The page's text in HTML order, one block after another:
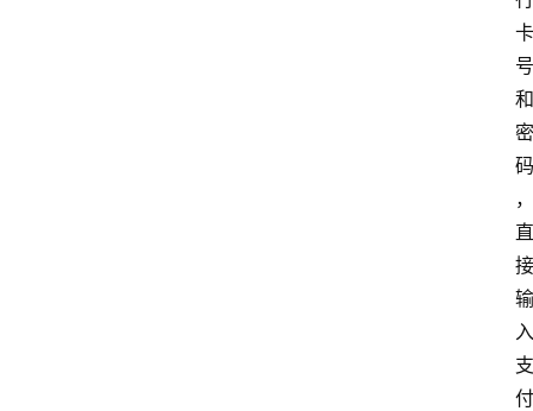
卡
号
和
密
码
，
直
接
输
入
支
付